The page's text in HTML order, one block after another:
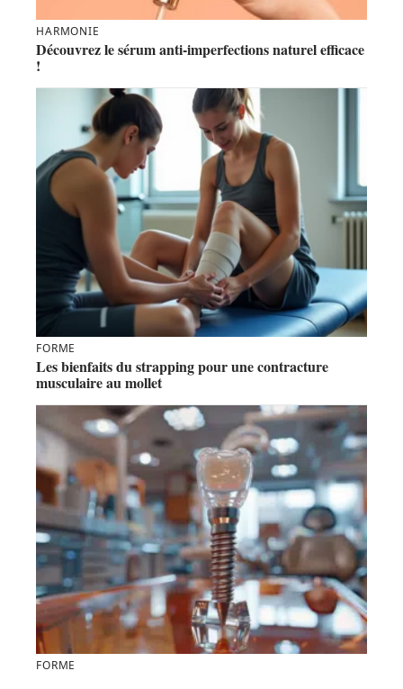
HARMONIE
Découvrez le sérum anti-imperfections naturel efficace
!
FORME
Les bienfaits du strapping pour une contracture
musculaire au mollet
FORME